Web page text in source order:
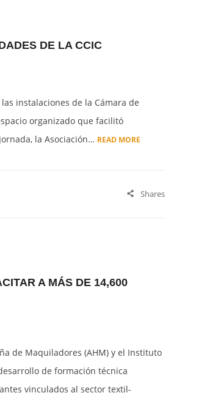
DE LA CCIC
instalaciones de la Cámara de
organizado que facilitó
la Asociación… READ MORE
Shares
A MÁS DE 14,600
de Maquiladores (AHM) y el Instituto
de formación técnica
vinculados al sector textil-